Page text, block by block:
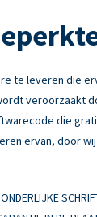
te leveren die
veroorzaakt
die
ervan, door